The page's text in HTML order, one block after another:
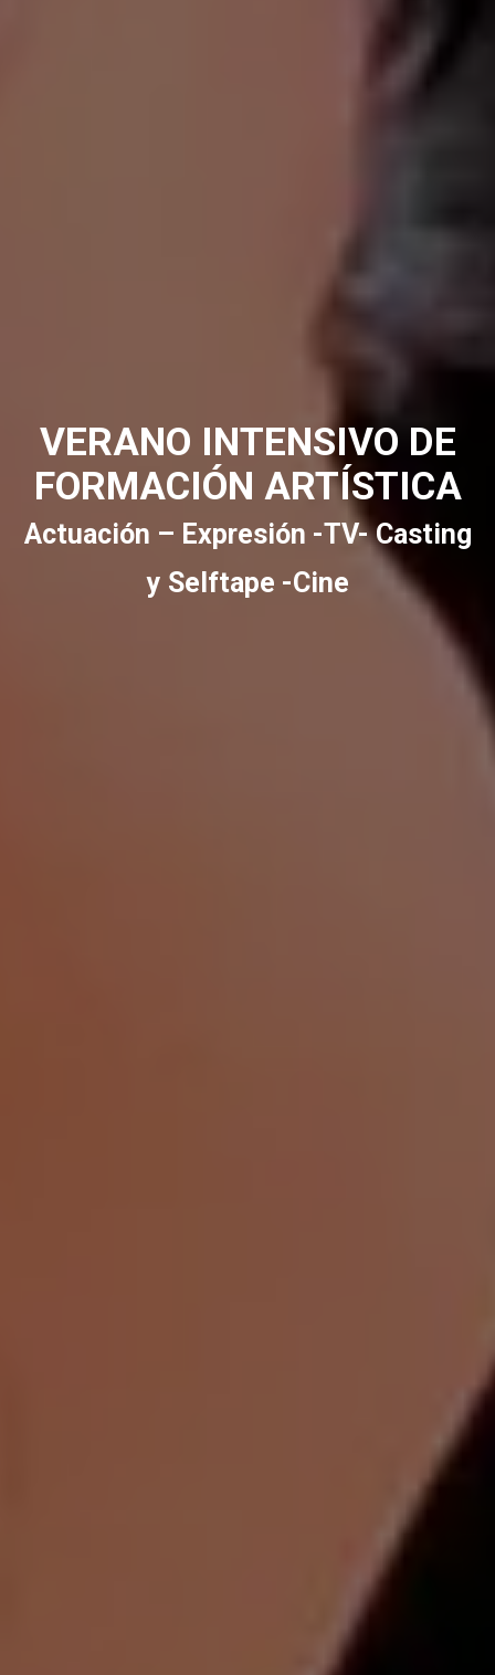
VERANO INTENSIVO DE
FORMACIÓN ARTÍSTICA
Actuación – Expresión -TV- Casting
y Selftape -Cine